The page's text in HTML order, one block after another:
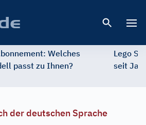
Welches
passt zu Ihnen?
Lego
seit
der deutschen Sprache